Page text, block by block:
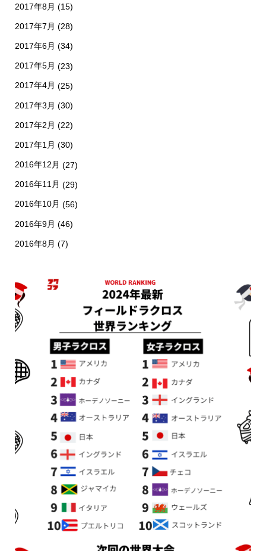
2017年8月 (15)
2017年7月 (28)
2017年6月 (34)
2017年5月 (23)
2017年4月 (25)
2017年3月 (30)
2017年2月 (22)
2017年1月 (30)
2016年12月 (27)
2016年11月 (29)
2016年10月 (56)
2016年9月 (46)
2016年8月 (7)